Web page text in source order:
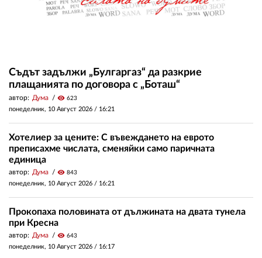
Съдът задължи „Булгаргаз“ да разкрие
плащанията по договора с „Боташ“
автор: Дума visibility 623
понеделник, 10 Август 2026 / 16:21
Хотелиер за цените: С въвеждането на еврото
преписахме числата, сменяйки само паричната
единица
автор: Дума visibility 843
понеделник, 10 Август 2026 / 16:21
Прокопаха половината от дължината на двата тунела
при Кресна
автор: Дума visibility 643
понеделник, 10 Август 2026 / 16:17